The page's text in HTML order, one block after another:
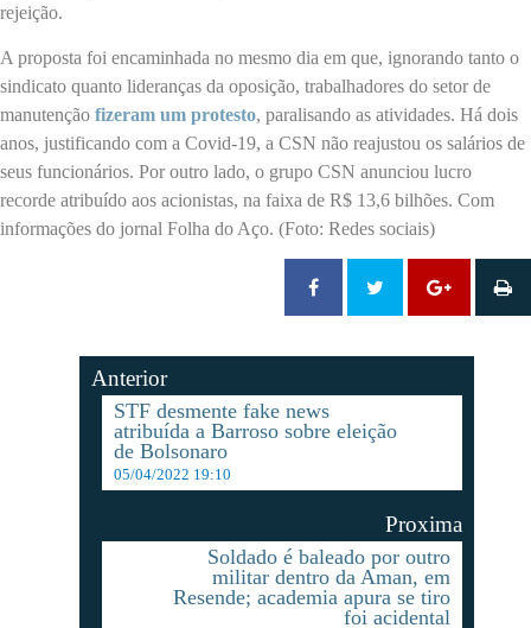
rejeição.
A proposta foi encaminhada no mesmo dia em que, ignorando tanto o
sindicato quanto lideranças da oposição, trabalhadores do setor de
manutenção fizeram um protesto, paralisando as atividades. Há dois
anos, justificando com a Covid-19, a CSN não reajustou os salários de
seus funcionários. Por outro lado, o grupo CSN anunciou lucro
recorde atribuído aos acionistas, na faixa de R$ 13,6 bilhões. Com
informações do jornal Folha do Aço. (Foto: Redes sociais)
Anterior
STF desmente fake news
atribuída a Barroso sobre eleição
de Bolsonaro
05/04/2022 19:10
Proxima
Soldado é baleado por outro
militar dentro da Aman, em
Resende; academia apura se tiro
foi acidental